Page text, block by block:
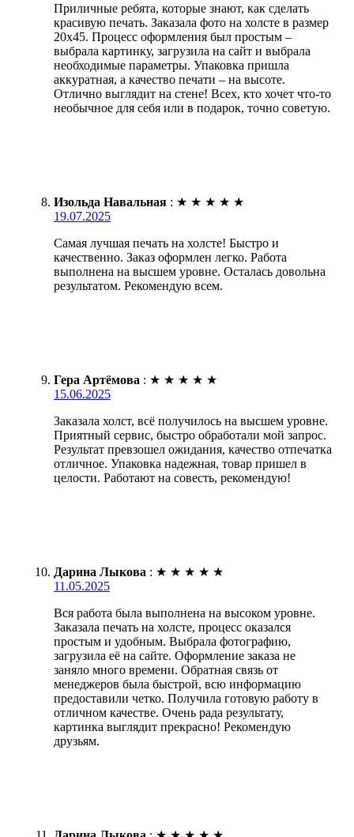
Приличные ребята, которые знают, как сделать
красивую печать. Заказала фото на холсте в размер
20х45. Процесс оформления был простым –
выбрала картинку, загрузила на сайт и выбрала
необходимые параметры. Упаковка пришла
аккуратная, а качество печати – на высоте.
Отлично выглядит на стене! Всех, кто хочет что-то
необычное для себя или в подарок, точно советую.
Изольда Навальная : ★ ★ ★ ★ ★
19.07.2025
Самая лучшая печать на холсте! Быстро и
качественно. Заказ оформлен легко. Работа
выполнена на высшем уровне. Осталась довольна
результатом. Рекомендую всем.
Гера Артёмова : ★ ★ ★ ★ ★
15.06.2025
Заказала холст, всё получилось на высшем уровне.
Приятный сервис, быстро обработали мой запрос.
Результат превзошел ожидания, качество отпечатка
отличное. Упаковка надежная, товар пришел в
целости. Работают на совесть, рекомендую!
Дарина Лыкова : ★ ★ ★ ★ ★
11.05.2025
Вся работа была выполнена на высоком уровне.
Заказала печать на холсте, процесс оказался
простым и удобным. Выбрала фотографию,
загрузила её на сайте. Оформление заказа не
заняло много времени. Обратная связь от
менеджеров была быстрой, всю информацию
предоставили четко. Получила готовую работу в
отличном качестве. Очень рада результату,
картинка выглядит прекрасно! Рекомендую
друзьям.